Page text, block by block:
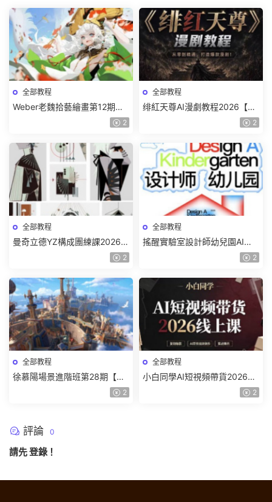
全部教程
Weber老魏拾藝繪畫第12期角
色特訓班【畫質不錯隻有視
2
全部教程
绯紅天尊AI漫劇教程2026【畫
2
全部教程
曼奇立德YZ構成團練課2026年
8月已結課【畫質高清有課件】
2
全部教程
搖醒實驗室設計師幼兒園AI軟
件基礎課2025【畫質不錯有素
2
全部教程
徐慕陽場景進階班第28期【畫
2
全部教程
小白同學AI短視頻帶貨2026線
2
評論 0
請先登錄 ！